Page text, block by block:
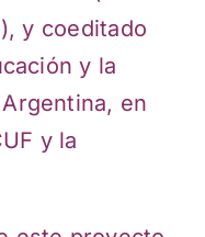
y coeditado
y la
en
y la